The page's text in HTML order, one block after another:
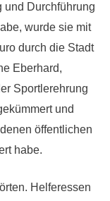
und Durchführung
wurde sie mit
durch die Stadt
Eberhard,
Sportlerehrung
und
öffentlichen
habe.
Helferessen